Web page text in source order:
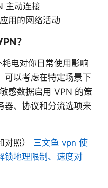
主动连接
用的网络活动
？
电对你日常使用影响
可以考虑在特定场景下
感数据启用 VPN 的策
器、协议和分流选项来
对照） 三文鱼 vpn 使
锁地理限制、速度对